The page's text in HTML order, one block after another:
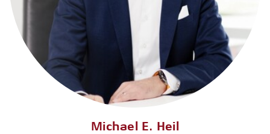
Michael E. Heil